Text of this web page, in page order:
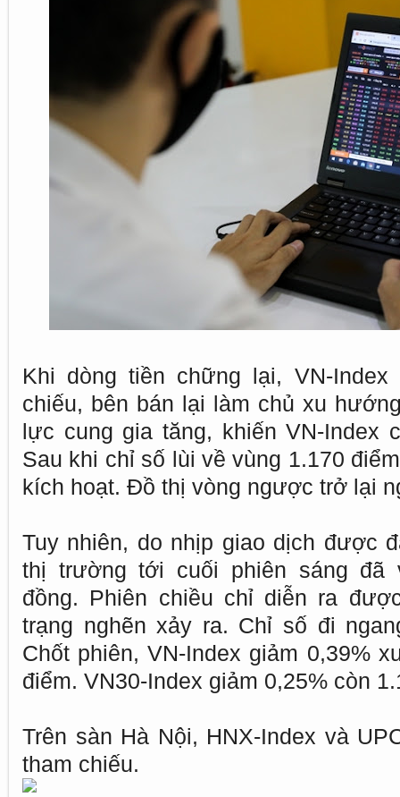
Khi dòng tiền chững lại, VN-
chiếu, bên bán lại làm chủ xu
lực cung gia tăng, khiến VN-Index
Sau khi chỉ số lùi về vùng 1.170
kích hoạt. Đồ thị vòng ngược trở lại
Tuy nhiên, do nhịp giao dịch được
thị trường tới cuối phiên sáng đã
đồng. Phiên chiều chỉ diễn ra
trạng nghẽn xảy ra. Chỉ số đi
Chốt phiên, VN-Index giảm 0,39%
điểm. VN30-Index giảm 0,25% còn
Trên sàn Hà Nội, HNX-Index và
tham chiếu.